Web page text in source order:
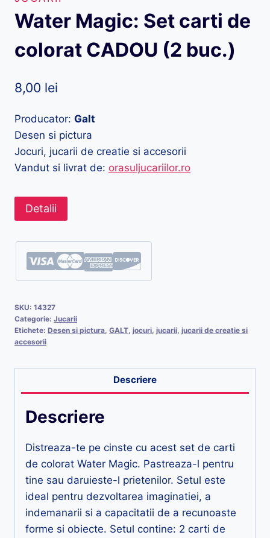
Water Magic: Set carti de
colorat CADOU (2 buc.)
8,00 lei
Producator: Galt
Desen si pictura
Jocuri, jucarii de creatie si accesorii
Vandut si livrat de: orasuljucariilor.ro
Detalii
SKU: 14327
Categorie: Jucarii
Etichete: Desen si pictura GALT jocuri jucarii jucarii de creatie si
accesorii
Descriere
Descriere
Distreaza-te pe cinste cu acest set de carti
de colorat Water Magic. Pastreaza-l pentru
tine sau daruieste-l prietenilor. Setul este
ideal pentru dezvoltarea imaginatiei, a
indemanarii si a capacitatii de a recunoaste
forme si obiecte. Setul contine: 2 carti de